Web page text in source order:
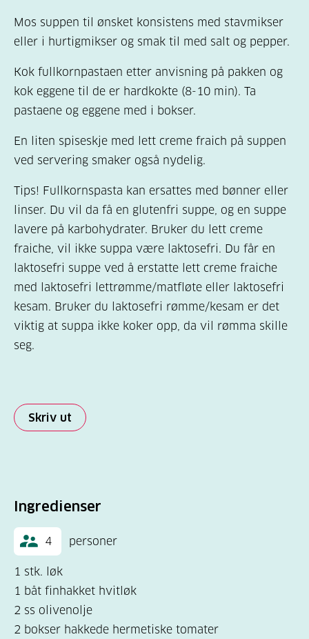
Mos suppen til ønsket konsistens med stavmikser
eller i hurtigmikser og smak til med salt og pepper.
Kok fullkornpastaen etter anvisning på pakken og
kok eggene til de er hardkokte (8-10 min). Ta
pastaene og eggene med i bokser.
En liten spiseskje med lett creme fraich på suppen
ved servering smaker også nydelig.
Tips! Fullkornspasta kan ersattes med bønner eller
linser. Du vil da få en glutenfri suppe, og en suppe
lavere på karbohydrater. Bruker du lett creme
fraiche, vil ikke suppa være laktosefri. Du får en
laktosefri suppe ved å erstatte lett creme fraiche
med laktosefri lettrømme/matfløte eller laktosefri
kesam. Bruker du laktosefri rømme/kesam er det
viktig at suppa ikke koker opp, da vil rømma skille
seg.
Skriv ut
Ingredienser
4 personer
1 stk. løk
1 båt finhakket hvitløk
2 ss olivenolje
2 bokser hakkede hermetiske tomater